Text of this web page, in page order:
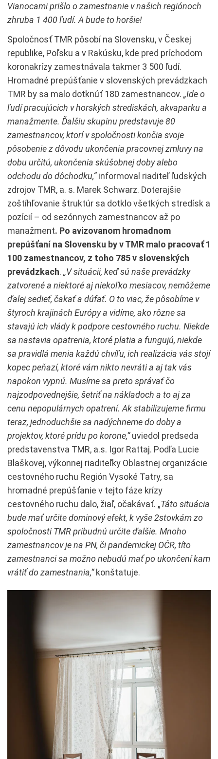
Vianocami prišlo o zamestnanie v našich regiónoch
zhruba 1 400 ľudí. A bude to horšie!
Spoločnosť TMR pôsobí na Slovensku, v Českej
republike, Poľsku a v Rakúsku, kde pred príchodom
koronakrízy zamestnávala takmer 3 500 ľudí.
Hromadné prepúšťanie v slovenských prevádzkach
TMR by sa malo dotknúť 180 zamestnancov. „Ide o
ľudí pracujúcich v horských strediskách, akvaparku a
manažmente. Ďalšiu skupinu predstavuje 80
zamestnancov, ktorí v spoločnosti končia svoje
pôsobenie z dôvodu ukončenia pracovnej zmluvy na
dobu určitú, ukončenia skúšobnej doby alebo
odchodu do dôchodku,“informoval riaditeľ ľudských
zdrojov TMR, a. s. Marek Schwarz. Doterajšie
zoštíhľovanie štruktúr sa dotklo všetkých stredísk a
pozícií – od sezónnych zamestnancov až po
manažment. Po avizovanom hromadnom
prepúšťaní na Slovensku by v TMR malo pracovať 1
100 zamestnancov, z toho 785 v slovenských
prevádzkach. „V situácii, keď sú naše prevádzky
zatvorené a niektoré aj niekoľko mesiacov, nemôžeme
ďalej sedieť, čakať a dúfať. O to viac, že pôsobíme v
štyroch krajinách Európy a vidíme, ako rôzne sa
stavajú ich vlády k podpore cestovného ruchu. Niekde
sa nastavia opatrenia, ktoré platia a fungujú, niekde
sa pravidlá menia každú chvíľu, ich realizácia vás stojí
kopec peňazí, ktoré vám nikto nevráti a aj tak vás
napokon vypnú. Musíme sa preto správať čo
najzodpovednejšie, šetriť na nákladoch a to aj za
cenu nepopulárnych opatrení. Ak stabilizujeme firmu
teraz, jednoduchšie sa nadýchneme do doby a
projektov, ktoré prídu po korone,“uviedol predseda
predstavenstva TMR, a.s. Igor Rattaj. Podľa Lucie
Blaškovej, výkonnej riaditeľky Oblastnej organizácie
cestovného ruchu Región Vysoké Tatry, sa
hromadné prepúšťanie v tejto fáze krízy
cestovného ruchu dalo, žiaľ, očakávať. „Táto situácia
bude mať určite dominový efekt, k vyše 2stovkám zo
spoločnosti TMR pribudnú určite ďalšie. Mnoho
zamestnancov je na PN, či pandemickej OČR, títo
zamestnanci sa možno nebudú mať po ukončení kam
vrátiť do zamestnania,“konštatuje.